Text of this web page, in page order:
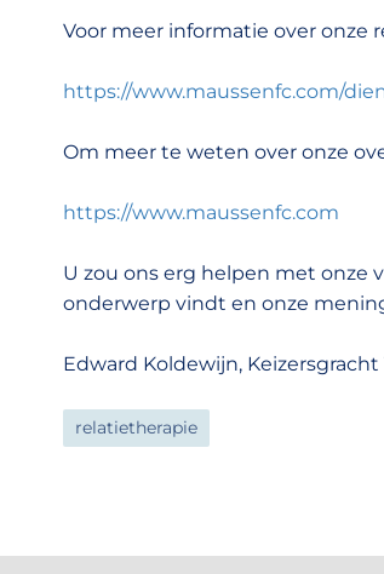
Voor meer informatie over onze
https://www.maussenfc.com/
Om meer te weten over onze
https://www.maussenfc.com
U zou ons erg helpen met onze
onderwerp vindt en onze
Edward Koldewijn,
relatietherapie